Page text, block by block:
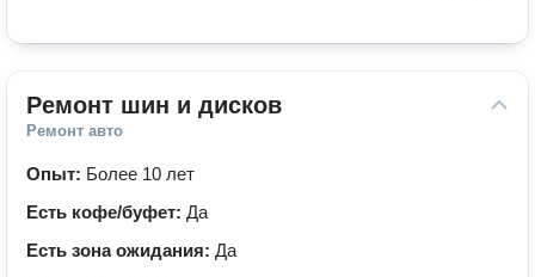
Ремонт шин и дисков
Ремонт авто
Опыт: Более 10 лет
Есть кофе/буфет: Да
Есть зона ожидания: Да